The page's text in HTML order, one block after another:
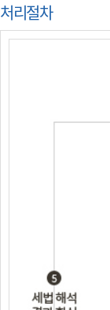
처리절차